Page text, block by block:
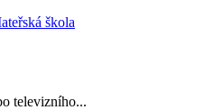
škola
televizního...